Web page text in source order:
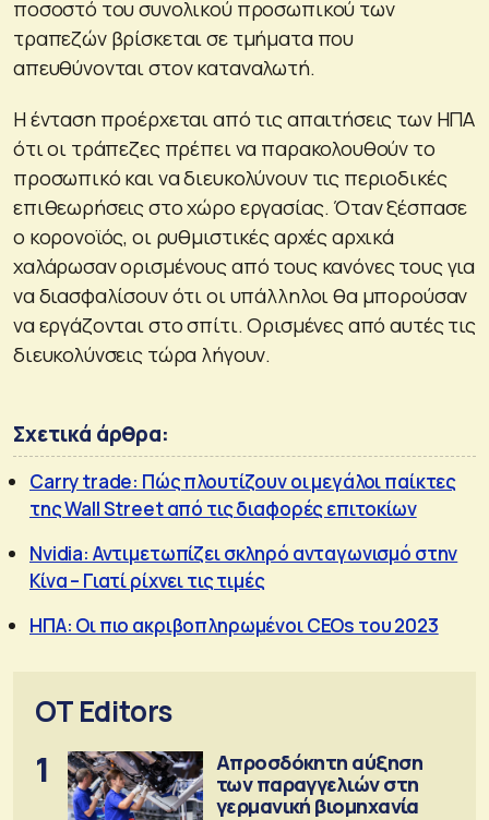
ποσοστό του συνολικού προσωπικού των
τραπεζών βρίσκεται σε τμήματα που
απευθύνονται στον καταναλωτή.
Η ένταση προέρχεται από τις απαιτήσεις των ΗΠΑ
ότι οι τράπεζες πρέπει να παρακολουθούν το
προσωπικό και να διευκολύνουν τις περιοδικές
επιθεωρήσεις στο χώρο εργασίας. Όταν ξέσπασε
ο κορονοϊός, οι ρυθμιστικές αρχές αρχικά
χαλάρωσαν ορισμένους από τους κανόνες τους για
να διασφαλίσουν ότι οι υπάλληλοι θα μπορούσαν
να εργάζονται στο σπίτι. Ορισμένες από αυτές τις
διευκολύνσεις τώρα λήγουν.
Σχετικά άρθρα:
Carry trade: Πώς πλουτίζουν οι μεγάλοι παίκτες
της Wall Street από τις διαφορές επιτοκίων
Nvidia: Αντιμετωπίζει σκληρό ανταγωνισμό στην
Κίνα – Γιατί ρίχνει τις τιμές
ΗΠΑ: Οι πιο ακριβοπληρωμένοι CEOs του 2023
OT Editors
1
Απροσδόκητη αύξηση
των παραγγελιών στη
γερμανική βιομηχανία